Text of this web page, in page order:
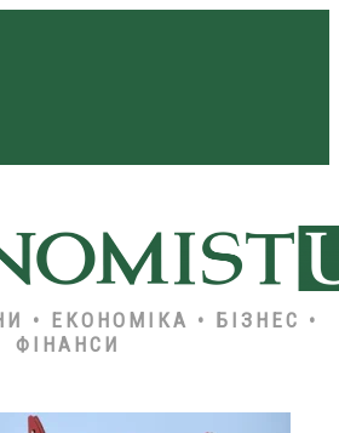
• ЕКОНОМІКА • БІЗНЕС •
ФІНАНСИ